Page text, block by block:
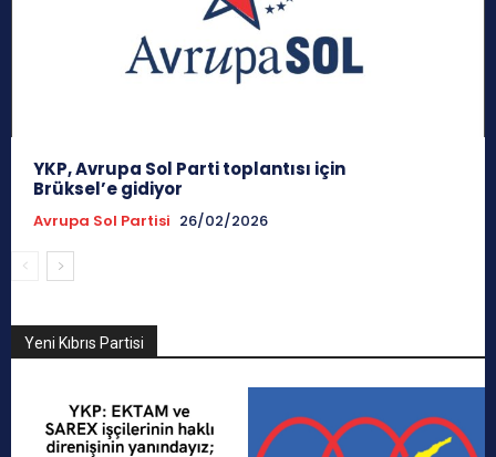
YKP, Avrupa Sol Parti toplantısı için
Brüksel’e gidiyor
Avrupa Sol Partisi 26/02/2026
Yeni Kıbrıs Partisi